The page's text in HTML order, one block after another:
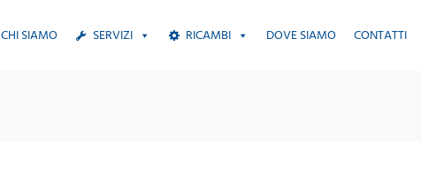
CHI SIAMO SERVIZI RICAMBI DOVE SIAMO CONTATTI